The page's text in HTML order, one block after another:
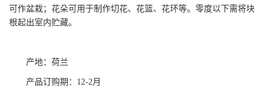
可作盆栽；花朵可用于制作切花、花篮、花环等。零度以下需将块
根起出室内贮藏。
产地：荷兰
产品订购期：12-2月